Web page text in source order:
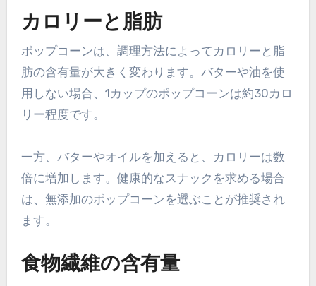
カロリーと脂肪
ポップコーンは、調理方法によってカロリーと脂
肪の含有量が大きく変わります。バターや油を使
用しない場合、1カップのポップコーンは約30カロ
リー程度です。
一方、バターやオイルを加えると、カロリーは数
倍に増加します。健康的なスナックを求める場合
は、無添加のポップコーンを選ぶことが推奨され
ます。
食物繊維の含有量